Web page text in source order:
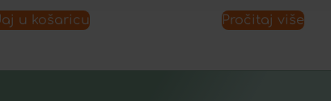
u košaricu Pročitaj više